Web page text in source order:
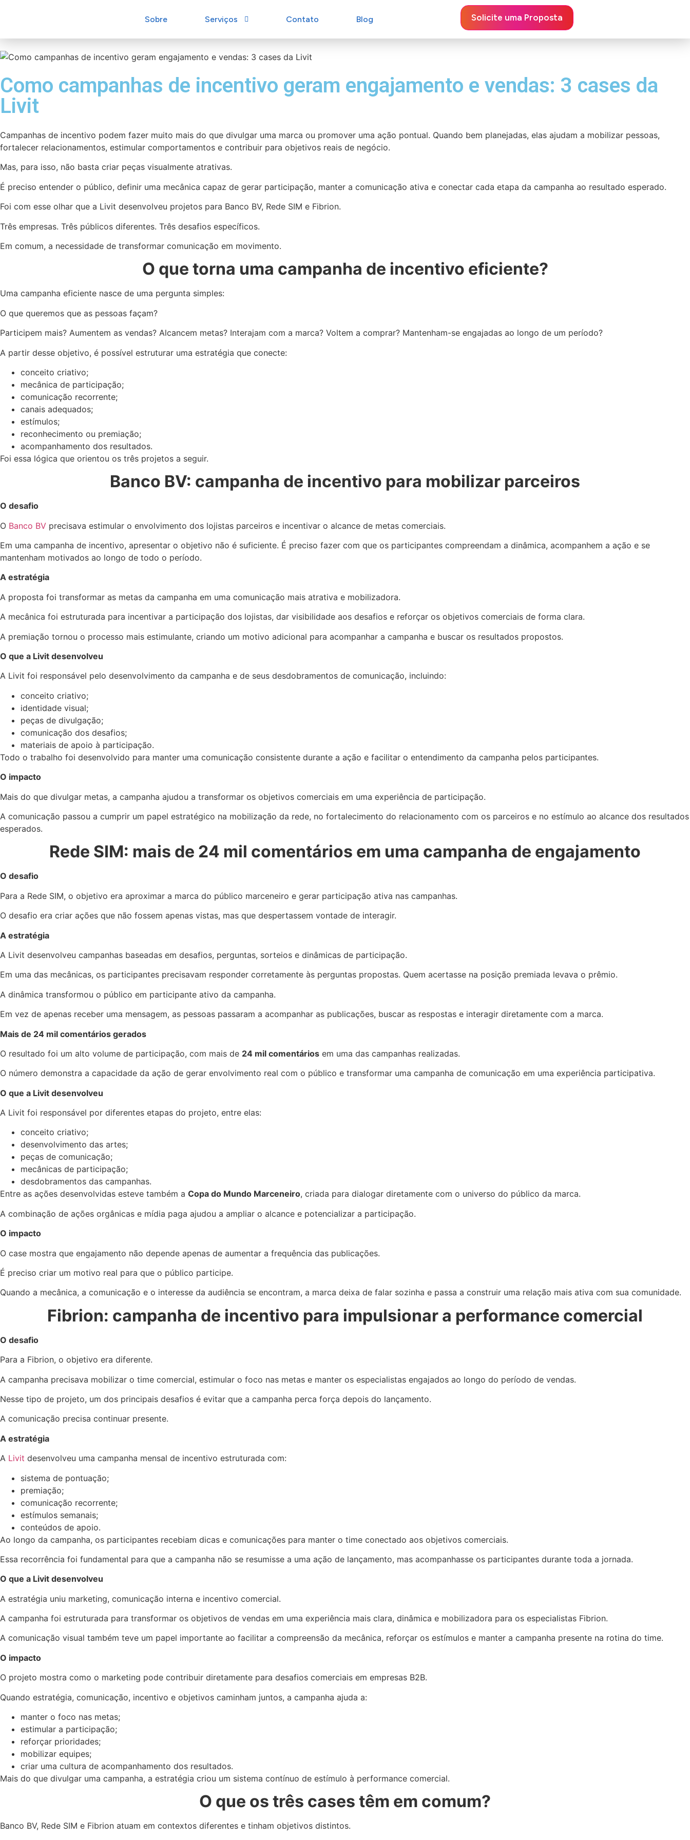
Sobre Serviços Contato Blog Solicite uma Proposta
Como campanhas de incentivo geram engajamento e vendas: 3 cases da
Livit
Campanhas de incentivo podem fazer muito mais do que divulgar uma marca ou promover uma ação pontual. Quando bem planejadas, elas ajudam a mobilizar pessoas,
fortalecer relacionamentos, estimular comportamentos e contribuir para objetivos reais de negócio.
Mas, para isso, não basta criar peças visualmente atrativas.
É preciso entender o público, definir uma mecânica capaz de gerar participação, manter a comunicação ativa e conectar cada etapa da campanha ao resultado esperado.
Foi com esse olhar que a Livit desenvolveu projetos para Banco BV, Rede SIM e Fibrion.
Três empresas. Três públicos diferentes. Três desafios específicos.
Em comum, a necessidade de transformar comunicação em movimento.
O que torna uma campanha de incentivo eficiente?
Uma campanha eficiente nasce de uma pergunta simples:
O que queremos que as pessoas façam?
Participem mais? Aumentem as vendas? Alcancem metas? Interajam com a marca? Voltem a comprar? Mantenham-se engajadas ao longo de um período?
A partir desse objetivo, é possível estruturar uma estratégia que conecte:
conceito criativo;
mecânica de participação;
comunicação recorrente;
canais adequados;
estímulos;
reconhecimento ou premiação;
acompanhamento dos resultados.
Foi essa lógica que orientou os três projetos a seguir.
Banco BV: campanha de incentivo para mobilizar parceiros
O desafio
O Banco BV precisava estimular o envolvimento dos lojistas parceiros e incentivar o alcance de metas comerciais.
Em uma campanha de incentivo, apresentar o objetivo não é suficiente. É preciso fazer com que os participantes compreendam a dinâmica, acompanhem a ação e se
mantenham motivados ao longo de todo o período.
A estratégia
A proposta foi transformar as metas da campanha em uma comunicação mais atrativa e mobilizadora.
A mecânica foi estruturada para incentivar a participação dos lojistas, dar visibilidade aos desafios e reforçar os objetivos comerciais de forma clara.
A premiação tornou o processo mais estimulante, criando um motivo adicional para acompanhar a campanha e buscar os resultados propostos.
O que a Livit desenvolveu
A Livit foi responsável pelo desenvolvimento da campanha e de seus desdobramentos de comunicação, incluindo:
conceito criativo;
identidade visual;
peças de divulgação;
comunicação dos desafios;
materiais de apoio à participação.
Todo o trabalho foi desenvolvido para manter uma comunicação consistente durante a ação e facilitar o entendimento da campanha pelos participantes.
O impacto
Mais do que divulgar metas, a campanha ajudou a transformar os objetivos comerciais em uma experiência de participação.
A comunicação passou a cumprir um papel estratégico na mobilização da rede, no fortalecimento do relacionamento com os parceiros e no estímulo ao alcance dos resultados
esperados.
Rede SIM: mais de 24 mil comentários em uma campanha de engajamento
O desafio
Para a Rede SIM, o objetivo era aproximar a marca do público marceneiro e gerar participação ativa nas campanhas.
O desafio era criar ações que não fossem apenas vistas, mas que despertassem vontade de interagir.
A estratégia
A Livit desenvolveu campanhas baseadas em desafios, perguntas, sorteios e dinâmicas de participação.
Em uma das mecânicas, os participantes precisavam responder corretamente às perguntas propostas. Quem acertasse na posição premiada levava o prêmio.
A dinâmica transformou o público em participante ativo da campanha.
Em vez de apenas receber uma mensagem, as pessoas passaram a acompanhar as publicações, buscar as respostas e interagir diretamente com a marca.
Mais de 24 mil comentários gerados
O resultado foi um alto volume de participação, com mais de 24 mil comentários em uma das campanhas realizadas.
O número demonstra a capacidade da ação de gerar envolvimento real com o público e transformar uma campanha de comunicação em uma experiência participativa.
O que a Livit desenvolveu
A Livit foi responsável por diferentes etapas do projeto, entre elas:
conceito criativo;
desenvolvimento das artes;
peças de comunicação;
mecânicas de participação;
desdobramentos das campanhas.
Entre as ações desenvolvidas esteve também a Copa do Mundo Marceneiro, criada para dialogar diretamente com o universo do público da marca.
A combinação de ações orgânicas e mídia paga ajudou a ampliar o alcance e potencializar a participação.
O impacto
O case mostra que engajamento não depende apenas de aumentar a frequência das publicações.
É preciso criar um motivo real para que o público participe.
Quando a mecânica, a comunicação e o interesse da audiência se encontram, a marca deixa de falar sozinha e passa a construir uma relação mais ativa com sua comunidade.
Fibrion: campanha de incentivo para impulsionar a performance comercial
O desafio
Para a Fibrion, o objetivo era diferente.
A campanha precisava mobilizar o time comercial, estimular o foco nas metas e manter os especialistas engajados ao longo do período de vendas.
Nesse tipo de projeto, um dos principais desafios é evitar que a campanha perca força depois do lançamento.
A comunicação precisa continuar presente.
A estratégia
A Livit desenvolveu uma campanha mensal de incentivo estruturada com:
sistema de pontuação;
premiação;
comunicação recorrente;
estímulos semanais;
conteúdos de apoio.
Ao longo da campanha, os participantes recebiam dicas e comunicações para manter o time conectado aos objetivos comerciais.
Essa recorrência foi fundamental para que a campanha não se resumisse a uma ação de lançamento, mas acompanhasse os participantes durante toda a jornada.
O que a Livit desenvolveu
A estratégia uniu marketing, comunicação interna e incentivo comercial.
A campanha foi estruturada para transformar os objetivos de vendas em uma experiência mais clara, dinâmica e mobilizadora para os especialistas Fibrion.
A comunicação visual também teve um papel importante ao facilitar a compreensão da mecânica, reforçar os estímulos e manter a campanha presente na rotina do time.
O impacto
O projeto mostra como o marketing pode contribuir diretamente para desafios comerciais em empresas B2B.
Quando estratégia, comunicação, incentivo e objetivos caminham juntos, a campanha ajuda a:
manter o foco nas metas;
estimular a participação;
reforçar prioridades;
mobilizar equipes;
criar uma cultura de acompanhamento dos resultados.
Mais do que divulgar uma campanha, a estratégia criou um sistema contínuo de estímulo à performance comercial.
O que os três cases têm em comum?
Banco BV, Rede SIM e Fibrion atuam em contextos diferentes e tinham objetivos distintos.